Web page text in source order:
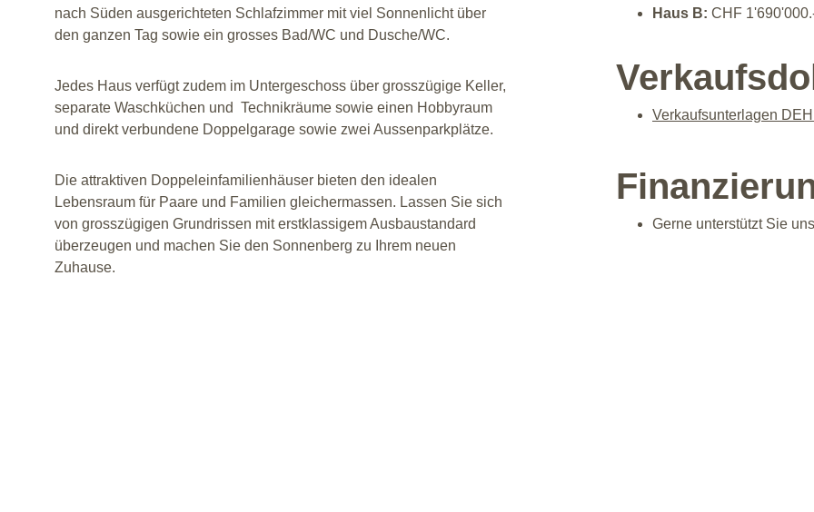
nach Süden ausgerichteten Schlafzimmer mit viel Sonnenlicht über
den ganzen Tag sowie ein grosses Bad/WC und Dusche/WC.
Jedes Haus verfügt zudem im Untergeschoss über grosszügige Keller,
separate Waschküchen und  Technikräume sowie einen Hobbyraum
und direkt verbundene Doppelgarage sowie zwei Aussenparkplätze.
Die attraktiven Doppeleinfamilienhäuser bieten den idealen
Lebensraum für Paare und Familien gleichermassen. Lassen Sie sich
von grosszügigen Grundrissen mit erstklassigem Ausbaustandard
überzeugen und machen Sie den Sonnenberg zu Ihrem neuen
Zuhause.
Haus B: CHF
Gerne unterstützt Sie
Verkaufsunterlagen